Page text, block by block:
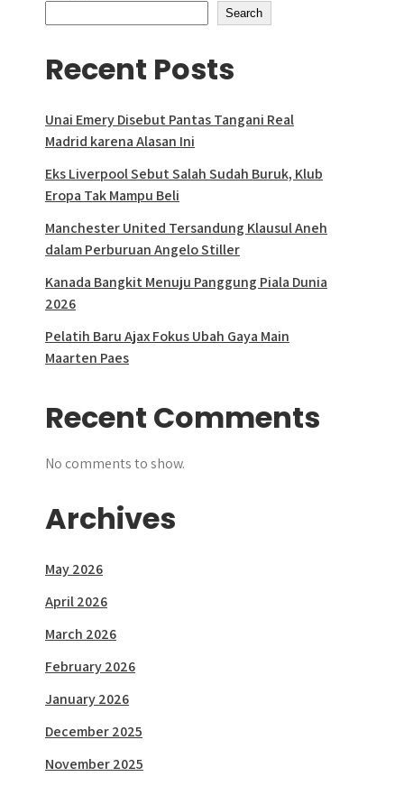
Search
Recent Posts
Unai Emery Disebut Pantas Tangani Real
Madrid karena Alasan Ini
Eks Liverpool Sebut Salah Sudah Buruk, Klub
Eropa Tak Mampu Beli
Manchester United Tersandung Klausul Aneh
dalam Perburuan Angelo Stiller
Kanada Bangkit Menuju Panggung Piala Dunia
2026
Pelatih Baru Ajax Fokus Ubah Gaya Main
Maarten Paes
Recent Comments
No comments to show.
Archives
May 2026
April 2026
March 2026
February 2026
January 2026
December 2025
November 2025